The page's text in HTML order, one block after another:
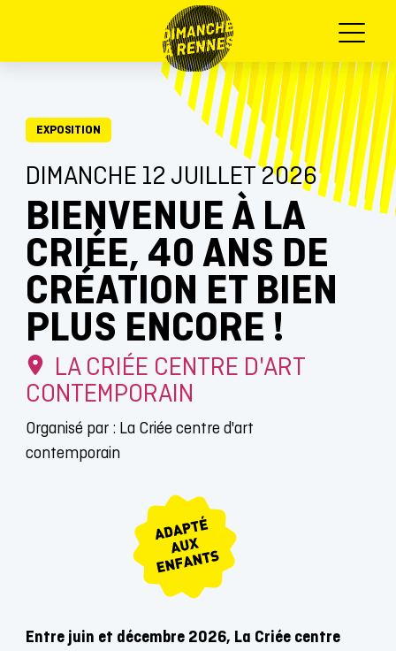
Menu
EXPOSITION
DIMANCHE 12 JUILLET 2026
BIENVENUE À LA
CRIÉE, 40 ANS DE
CRÉATION ET BIEN
PLUS ENCORE !
LA CRIÉE CENTRE D'ART
CONTEMPORAIN
Organisé par : La Criée centre d'art
contemporain
Entre juin et décembre 2026, La Criée centre